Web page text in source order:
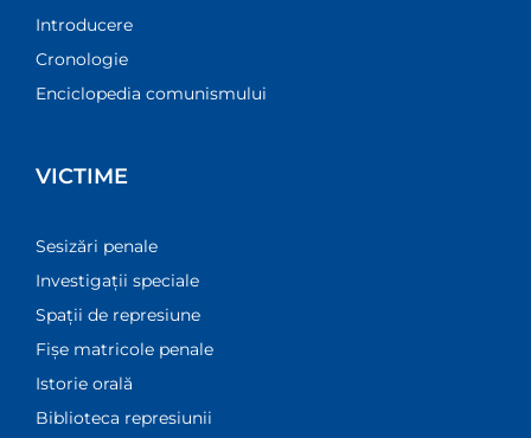
Introducere
Cronologie
Enciclopedia comunismului
VICTIME
Sesizări penale
Investigații speciale
Spații de represiune
Fișe matricole penale
Istorie orală
Biblioteca represiunii